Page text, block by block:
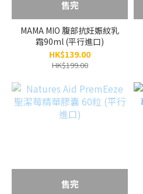
售完
MAMA MIO 腹部抗妊娠紋乳
霜90ml (平行進口)
HK$139.00
HK$199.00
售完